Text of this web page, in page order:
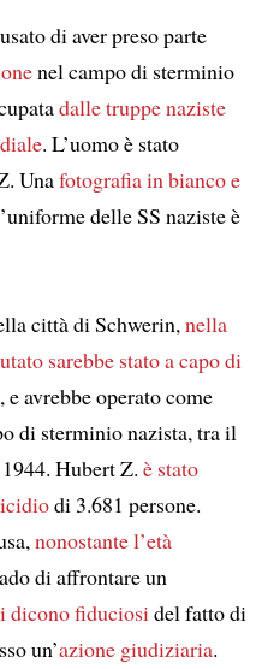
di aver preso parte
nel campo di sterminio
dalle truppe naziste
. L’uomo è stato
Unafotografia in bianco e
delle SS naziste è
città di Schwerin,nella
sarebbe stato a capo di
, e avrebbe operato come
di sterminio nazista, tra il
Hubert Z. è stato
di 3.681 persone.
nonostante l’età
di affrontare un
dicono fiduciosidel fatto di
un’azione giudiziaria.